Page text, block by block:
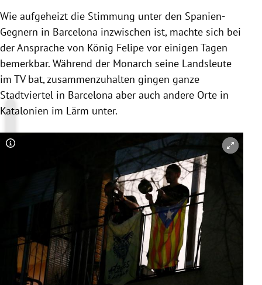
Wie aufgeheizt die Stimmung unter den Spanien-
Gegnern in Barcelona inzwischen ist, machte sich bei
der Ansprache von König Felipe vor einigen Tagen
bemerkbar. Während der Monarch seine Landsleute
im TV bat, zusammenzuhalten gingen ganze
Stadtviertel in Barcelona aber auch andere Orte in
Katalonien im Lärm unter.
Copyright-Hinweis öffnen/schließen